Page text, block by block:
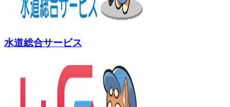
水道総合サービス